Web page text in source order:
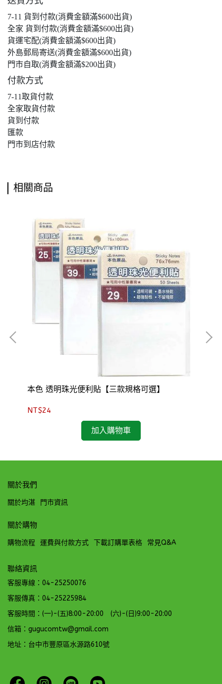
7-11 貨到付款(消費金額滿$600出貨)
全家 貨到付款(消費金額滿$600出貨)
貨運宅配(消費金額滿$600出貨)
外島郵局寄送(消費金額滿$600出貨)
門市自取(消費金額滿$200出貨)
付款方式
7-11取貨付款
全家取貨付款
貨到付款
匯款
門市到店付款
相關商品
本色 透明珠光便利貼【三款規格可選】
NT$24
加入購物車
關於我們
關於均湛 門市資訊
關於購物
購物流程 運費與付款方式 下載訂購單表格 常見Q&A
聯絡資訊
客服專線：04-25250076
客服傳真：04-25225984
客服時間：(一)-(五)8:00-20:00 (六)-(日)9:00-20:00
信箱：gugucomtw@gmail.com
地址：台中市豐原區水源路610號